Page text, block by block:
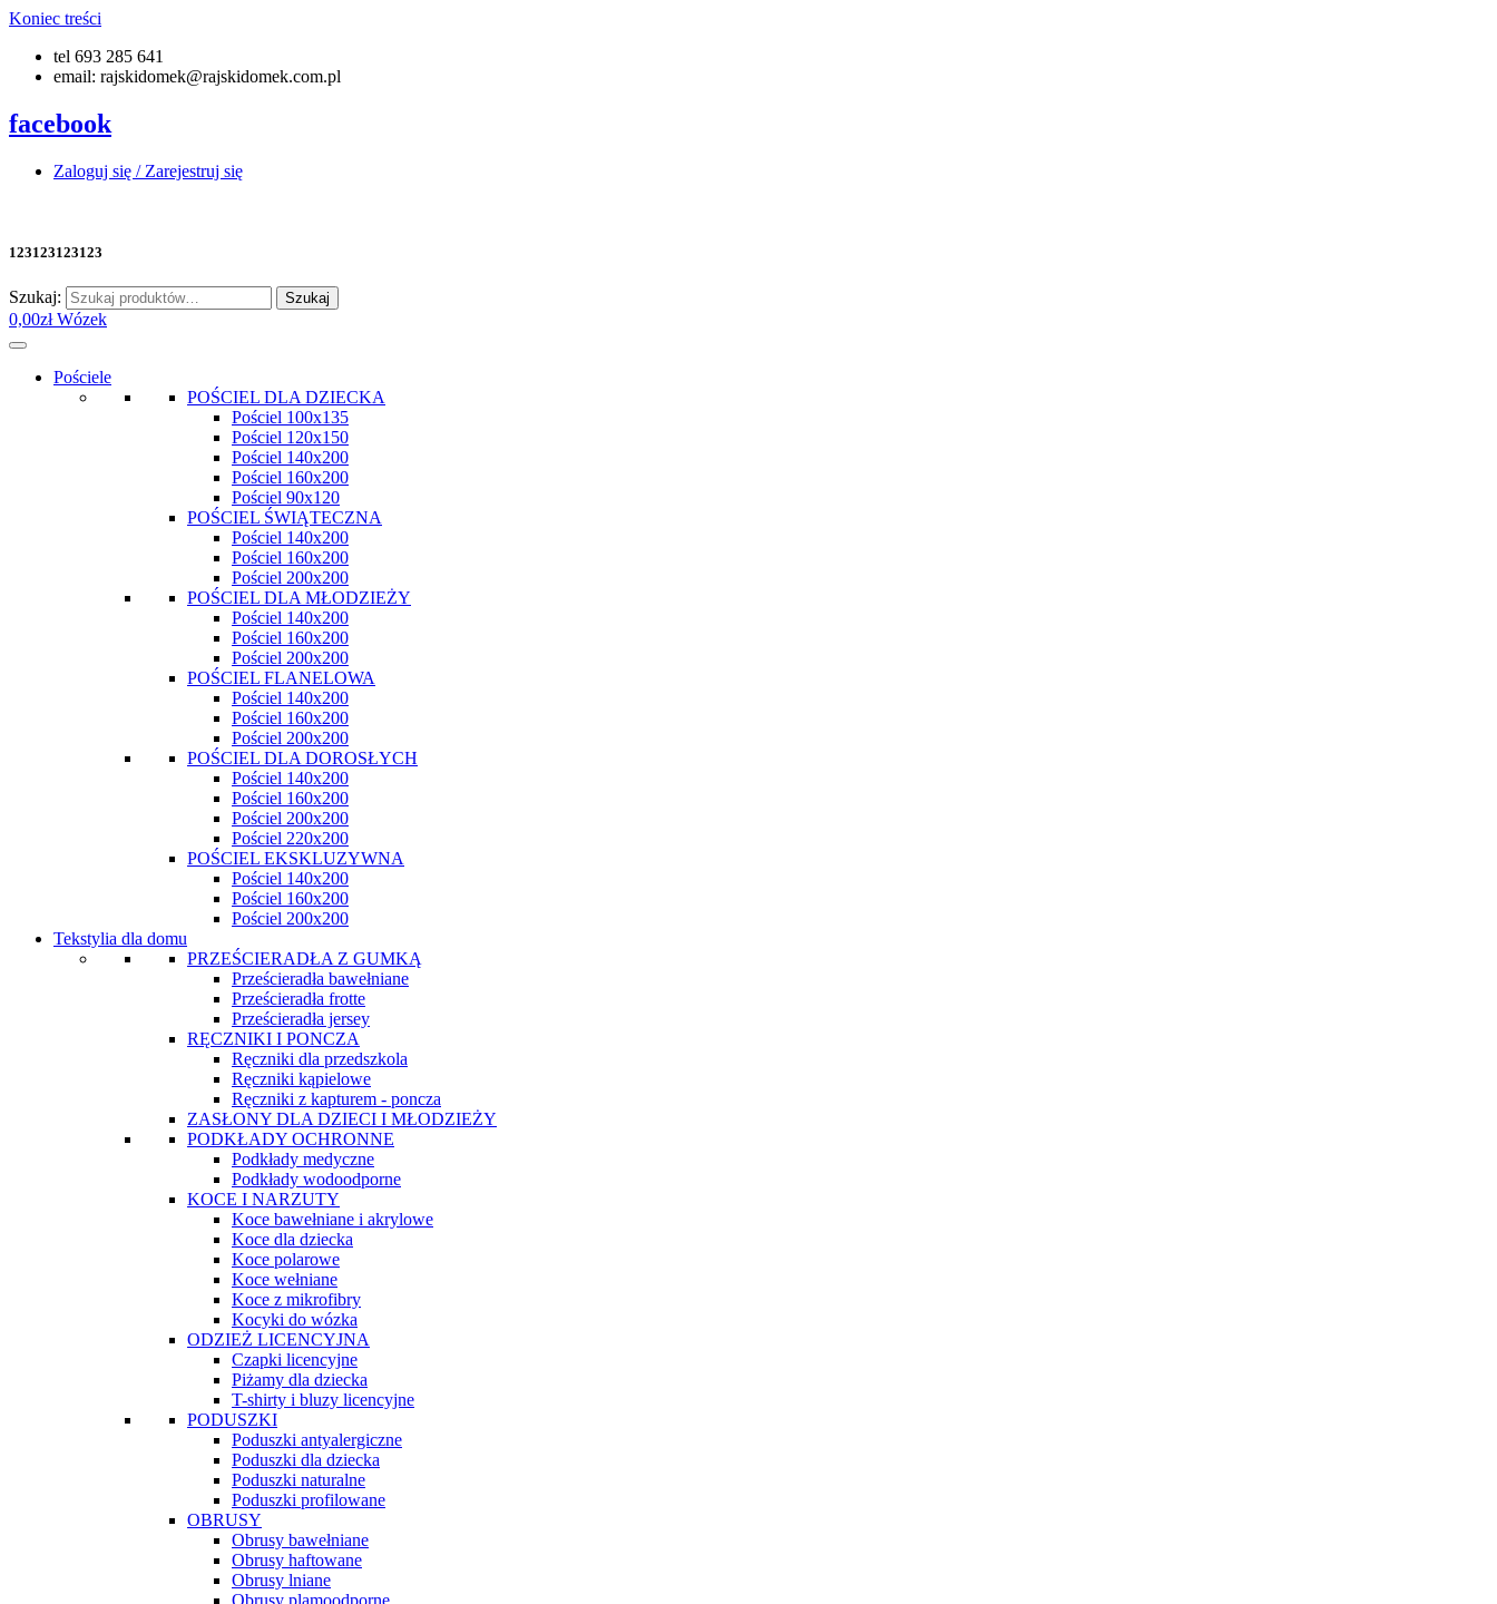
Koniec treści
tel 693 285 641
email: rajskidomek@rajskidomek.com.pl
facebook
Zaloguj się / Zarejestruj się
123123123123
Szukaj: Szukaj
0,00zł Wózek
Pościele
POŚCIEL DLA DZIECKA
Pościel 100x135
Pościel 120x150
Pościel 140x200
Pościel 160x200
Pościel 90x120
POŚCIEL ŚWIĄTECZNA
Pościel 140x200
Pościel 160x200
Pościel 200x200
POŚCIEL DLA MŁODZIEŻY
Pościel 140x200
Pościel 160x200
Pościel 200x200
POŚCIEL FLANELOWA
Pościel 140x200
Pościel 160x200
Pościel 200x200
POŚCIEL DLA DOROSŁYCH
Pościel 140x200
Pościel 160x200
Pościel 200x200
Pościel 220x200
POŚCIEL EKSKLUZYWNA
Pościel 140x200
Pościel 160x200
Pościel 200x200
Tekstylia dla domu
PRZEŚCIERADŁA Z GUMKĄ
Prześcieradła bawełniane
Prześcieradła frotte
Prześcieradła jersey
RĘCZNIKI I PONCZA
Ręczniki dla przedszkola
Ręczniki kąpielowe
Ręczniki z kapturem - poncza
ZASŁONY DLA DZIECI I MŁODZIEŻY
PODKŁADY OCHRONNE
Podkłady medyczne
Podkłady wodoodporne
KOCE I NARZUTY
Koce bawełniane i akrylowe
Koce dla dziecka
Koce polarowe
Koce wełniane
Koce z mikrofibry
Kocyki do wózka
ODZIEŻ LICENCYJNA
Czapki licencyjne
Piżamy dla dziecka
T-shirty i bluzy licencyjne
PODUSZKI
Poduszki antyalergiczne
Poduszki dla dziecka
Poduszki naturalne
Poduszki profilowane
OBRUSY
Obrusy bawełniane
Obrusy haftowane
Obrusy lniane